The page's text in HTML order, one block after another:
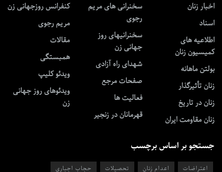
اخبار زنان
اسناد
اطلاعیه های
کمیسیون زنان
بولتن ماهانه
زنان تأثیرگذار
زنان در تاریخ
زنان مقاومت ایران
سخنرانی های مریم
رجوی
سخنرانیهای روز
جهانی زن
شهدای راه آزادی
صفحات مرجع
فعالیت ها
قهرمانان در زنجیر
کنفرانس روزجهانی زن
مریم رجوی
مقالات
همبستگی
ویدئو کلیپ
ویدئوهای روز جهانی
زن
جستجو بر اساس برچسب
اعتراضات اعدام زنان تحصیلات حجاب اجباری